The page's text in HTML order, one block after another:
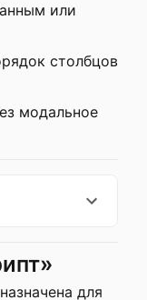
или
столбцов
модальное
для